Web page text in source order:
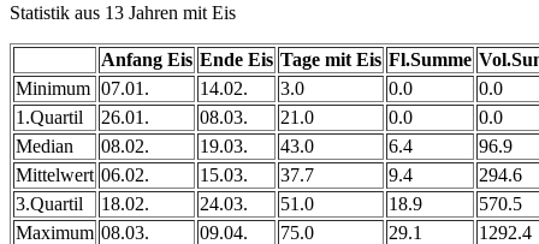
Statistik aus 13 Jahren mit Eis
Anfang Eis Ende Eis Tage mit Eis Fl.Summe
Minimum 07.01. 14.02. 3.0 0.0
0.0
1.Quartil
26.01. 08.03. 21.0 0.0
0.0
Median
08.02. 19.03. 43.0 6.4
96.9
Mittelwert 06.02. 15.03. 37.7 9.4
294.6
3.Quartil
18.02. 24.03. 51.0 18.9
570.5
Maximum 08.03. 09.04. 75.0 29.1 1292.4